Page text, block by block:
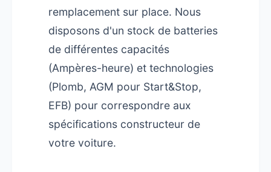
remplacement sur place. Nous
disposons d'un stock de batteries
de différentes capacités
(Ampères-heure) et technologies
(Plomb, AGM pour Start&Stop,
EFB) pour correspondre aux
spécifications constructeur de
votre voiture.